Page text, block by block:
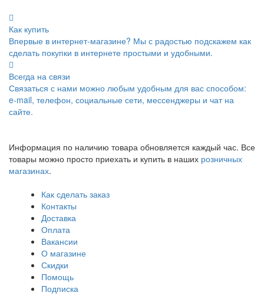
Как купить
Впервые в интернет-магазине? Мы с радостью подскажем как
сделать покупки в интернете простыми и удобными.
Всегда на связи
Связаться с нами можно любым удобным для вас способом:
e-mail, телефон, социальные сети, мессенджеры и чат на
сайте.
Информация по наличию товара обновляется каждый час. Все
товары можно просто приехать и купить в наших розничных
магазинах.
Как сделать заказ
Контакты
Доставка
Оплата
Вакансии
О магазине
Скидки
Помощь
Подписка